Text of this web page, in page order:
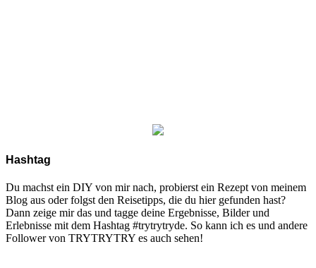
Hashtag
Du machst ein DIY von mir nach, probierst ein Rezept von meinem
Blog aus oder folgst den Reisetipps, die du hier gefunden hast?
Dann zeige mir das und tagge deine Ergebnisse, Bilder und
Erlebnisse mit dem Hashtag #trytrytryde. So kann ich es und andere
Follower von TRYTRYTRY es auch sehen!